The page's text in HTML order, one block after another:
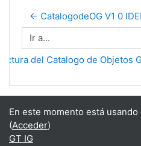
← CatalogodeOG V1 0
Ir a...
del Catalogo de Objetos
En este momento está
(Acceder)
GT IG